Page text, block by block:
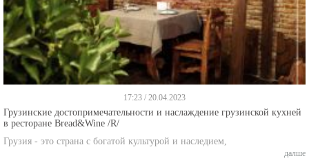
17:23 / 20.04.2023
Грузинские достопримечательности и наслаждение грузинской кухней
в ресторане Bread&Wine /R/
Грузия - это страна с богатой культурой и наследием,